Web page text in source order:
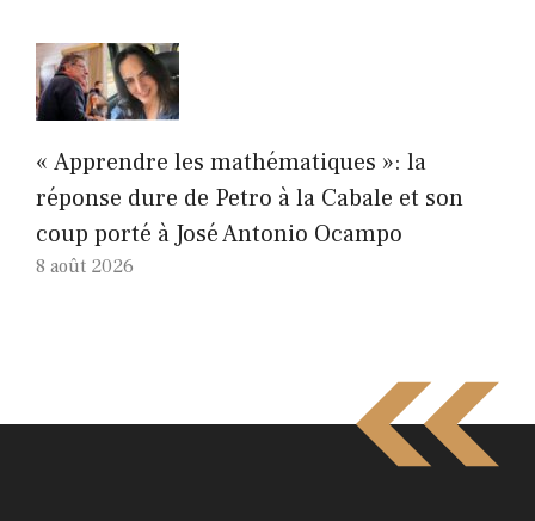
« Apprendre les mathématiques »: la
réponse dure de Petro à la Cabale et son
coup porté à José Antonio Ocampo
8 août 2026